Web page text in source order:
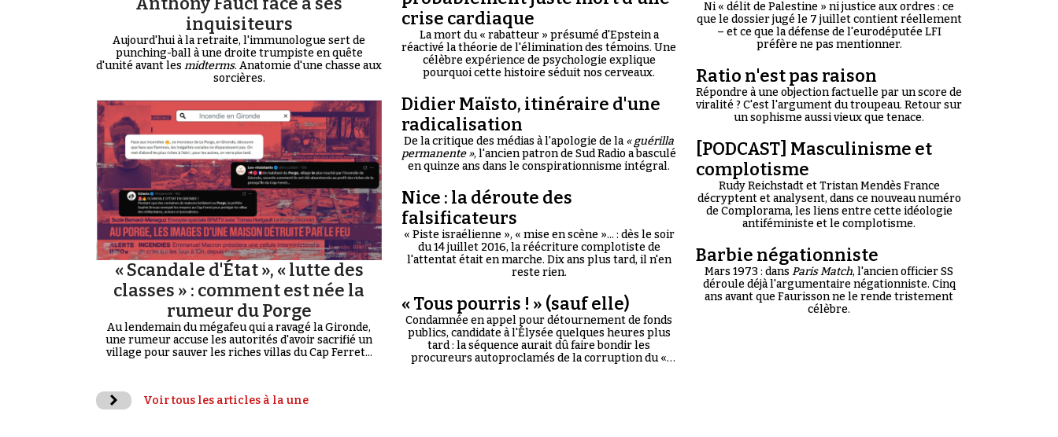
inquisiteurs
Aujourd'hui à la retraite, l'immunologue sert de
punching-ball à une droite trumpiste en quête
d'unité avant les midterms. Anatomie d'une chasse aux
sorcières.
« Scandale d'État », « lutte des
classes » : comment est née la
rumeur du Porge
Au lendemain du mégafeu qui a ravagé la Gironde,
une rumeur accuse les autorités d'avoir sacrifié un
village pour sauver les riches villas du Cap Ferret...
crise cardiaque
La mort du « rabatteur » présumé d'Epstein a
réactivé la théorie de l'élimination des témoins. Une
célèbre expérience de psychologie explique
pourquoi cette histoire séduit nos cerveaux.
Didier Maïsto, itinéraire d'une
radicalisation
De la critique des médias à l'apologie de la« guérilla
permanente », l'ancien patron de Sud Radio a basculé
en quinze ans dans le conspirationnisme intégral.
Nice : la déroute des
falsificateurs
« Piste israélienne », « mise en scène »... : dès le soir
du 14 juillet 2016, la réécriture complotiste de
l'attentat était en marche. Dix ans plus tard, il n'en
reste rien.
« Tous pourris ! » (sauf elle)
Condamnée en appel pour détournement de fonds
publics, candidate à l'Élysée quelques heures plus
tard : la séquence aurait dû faire bondir les
procureurs autoproclamés de la corruption du «
Ni « délit de Palestine » ni justice aux ordres : ce
que le dossier jugé le 7 juillet contient réellement
– et ce que la défense de l'eurodéputée LFI
préfère ne pas mentionner.
Ratio n'est pas raison
Répondre à une objection factuelle par un score de
viralité ? C'est l'argument du troupeau. Retour sur
un sophisme aussi vieux que tenace.
[PODCAST] Masculinisme et
complotisme
Rudy Reichstadt et Tristan Mendès France
décryptent et analysent, dans ce nouveau numéro
de Complorama, les liens entre cette idéologie
antiféministe et le complotisme.
Barbie négationniste
Mars 1973 : dans Paris Match, l'ancien officier SS
déroule déjà l'argumentaire négationniste. Cinq
ans avant que Faurisson ne le rende tristement
célèbre.
Voir tous les articles à la une